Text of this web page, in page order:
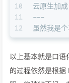
10
11
12
云原生加
---
虽然我是
以上基本就是口
的过程依然是根